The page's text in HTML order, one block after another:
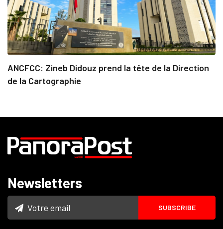
ANCFCC: Zineb Didouz prend la tête de la Direction
de la Cartographie
Newsletters